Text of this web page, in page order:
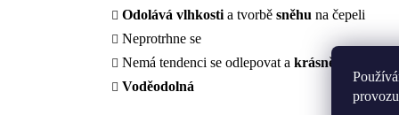
Odolává vlhkosti a tvorbě sněhu na čepeli
Neprotrhne se
Nemá tendenci se odlepovat a krásně drží
Voděodolná